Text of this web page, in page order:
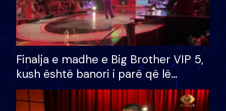
Finalja e madhe e Big Brother VIP 5,
kush është banori i parë që lë
shtëpinë dhe humb mundësinë për
të fituar çmimin e madh